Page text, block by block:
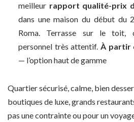
meilleur rapport qualité-prix
dans une maison du début du
Roma. Terrasse sur le toit,
personnel très attentif. À partir
— l’option haut de gamme
Quartier sécurisé, calme, bien
boutiques de luxe, grands
pas une contrainte ou pour un